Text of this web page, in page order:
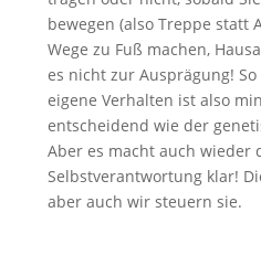
bewegen (also Treppe statt
Wege zu Fuß machen,
es nicht zur Ausprägung!
eigene Verhalten ist also
entscheidend wie der
Aber es macht auch wieder
Selbstverantwortung klar!
aber auch wir steuern sie.